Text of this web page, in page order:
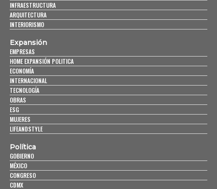
INFRAESTRUCTURA
ARQUITECTURA
INTERIORISMO
Expansión
EMPRESAS
HOME EXPANSIÓN POLITICA
ECONOMÍA
INTERNACIONAL
TECNOLOGÍA
OBRAS
ESG
MUJERES
LIFEANDSTYLE
Política
GOBIERNO
MÉXICO
CONGRESO
CDMX